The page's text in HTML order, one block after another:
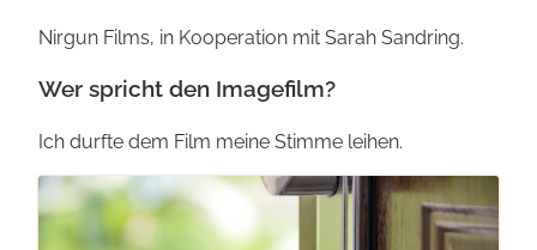
Nirgun Films, in Kooperation mit Sarah Sandring.
Wer spricht den Imagefilm?
Ich durfte dem Film meine Stimme leihen.